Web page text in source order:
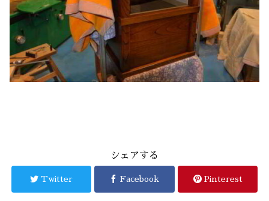
シェアする
Twitter Facebook Pinterest